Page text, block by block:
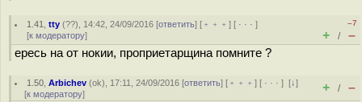
1.41 ,tty (??), 14:42, 24/09/2016 [ответить] [ ﹢﹢﹢] [ · · ·]
[к модератору]
–7
+ / –
ересь на от нокии, проприетарщина помните ?
1.50 ,Arbichev (ok), 17:11, 24/09/2016 [ответить] [ ﹢﹢﹢] [ · · ·][↓]
[к модератору] + / –